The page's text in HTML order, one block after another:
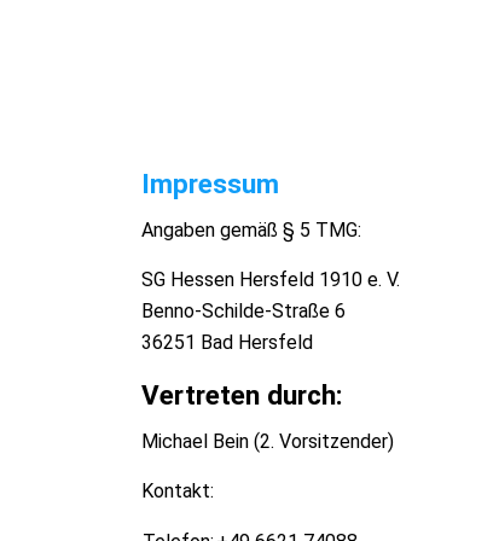
Impressum
Angaben gemäß § 5 TMG:
SG Hessen Hersfeld 1910 e. V.
Benno-Schilde-Straße 6
36251 Bad Hersfeld
Vertreten durch:
Michael Bein (2. Vorsitzender)
Kontakt: